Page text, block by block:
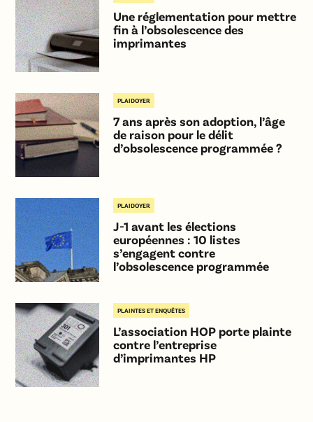
Une réglementation pour mettre
fin à l’obsolescence des
imprimantes
PLAIDOYER
7 ans après son adoption, l’âge
de raison pour le délit
d’obsolescence programmée ?
PLAIDOYER
J-1 avant les élections
européennes : 10 listes
s’engagent contre
l’obsolescence programmée
PLAINTES ET ENQUÊTES
L’association HOP porte plainte
contre l’entreprise
d’imprimantes HP